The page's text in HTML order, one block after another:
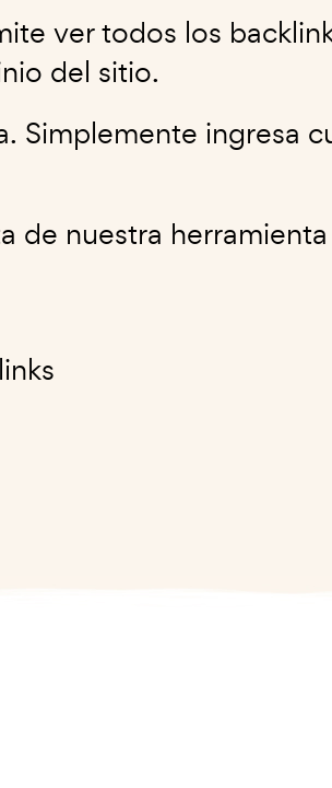
ver todos los
del sitio.
ingresa
de nuestra